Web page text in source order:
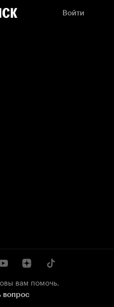
Войти
вам помочь.
вопрос